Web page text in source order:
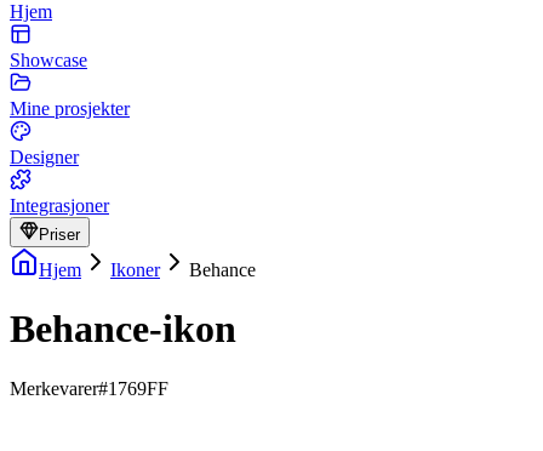
Hjem
Showcase
Mine prosjekter
Designer
Integrasjoner
Priser
Hjem Ikoner Behance
Behance-ikon
Merkevarer#1769FF